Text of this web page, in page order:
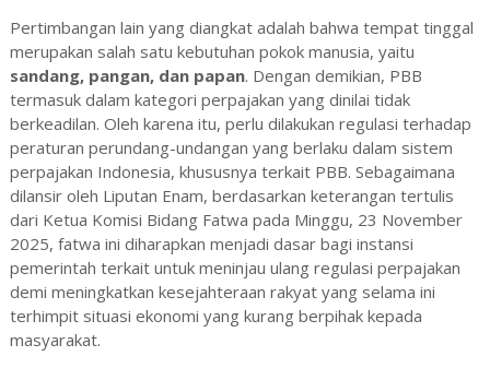
Pertimbangan lain yang diangkat adalah bahwa tempat tinggal
merupakan salah satu kebutuhan pokok manusia, yaitu
sandang, pangan, dan papan. Dengan demikian, PBB
termasuk dalam kategori perpajakan yang dinilai tidak
berkeadilan. Oleh karena itu, perlu dilakukan regulasi terhadap
peraturan perundang-undangan yang berlaku dalam sistem
perpajakan Indonesia, khususnya terkait PBB. Sebagaimana
dilansir oleh Liputan Enam, berdasarkan keterangan tertulis
dari Ketua Komisi Bidang Fatwa pada Minggu, 23 November
2025, fatwa ini diharapkan menjadi dasar bagi instansi
pemerintah terkait untuk meninjau ulang regulasi perpajakan
demi meningkatkan kesejahteraan rakyat yang selama ini
terhimpit situasi ekonomi yang kurang berpihak kepada
masyarakat.